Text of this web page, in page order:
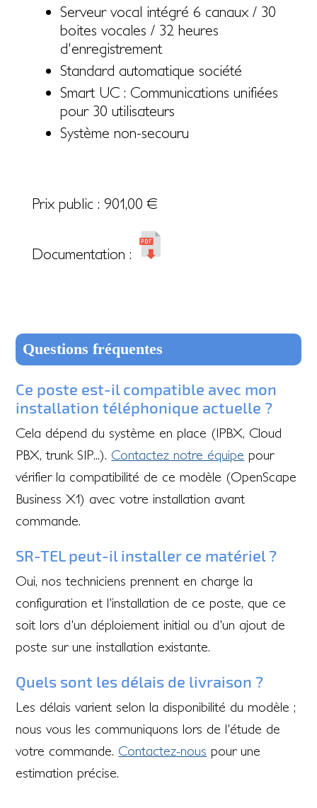
Serveur vocal intégré 6 canaux / 30
boites vocales / 32 heures
d'enregistrement
Standard automatique société
Smart UC : Communications unifiées
pour 30 utilisateurs
Système non-secouru
Prix public : 901,00 €
Documentation :
Questions fréquentes
Ce poste est-il compatible avec mon
installation téléphonique actuelle ?
Cela dépend du système en place (IPBX, Cloud
PBX, trunk SIP...). Contactez notre équipe pour
vérifier la compatibilité de ce modèle (OpenScape
Business X1) avec votre installation avant
commande.
SR-TEL peut-il installer ce matériel ?
Oui, nos techniciens prennent en charge la
configuration et l'installation de ce poste, que ce
soit lors d'un déploiement initial ou d'un ajout de
poste sur une installation existante.
Quels sont les délais de livraison ?
Les délais varient selon la disponibilité du modèle ;
nous vous les communiquons lors de l'étude de
votre commande. Contactez-nous pour une
estimation précise.